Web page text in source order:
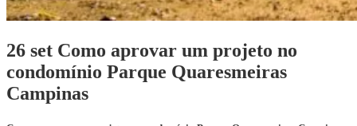
26 set Como aprovar um projeto no
condomínio Parque Quaresmeiras
Campinas